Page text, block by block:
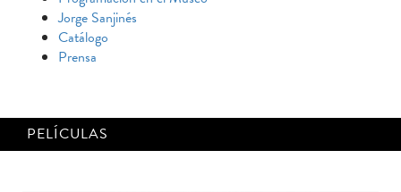
Jorge Sanjinés
Catálogo
Prensa
PELÍCULAS